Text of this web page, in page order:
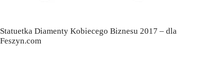
Statuetka Diamenty Kobiecego Biznesu 2017 – dla
Feszyn.com